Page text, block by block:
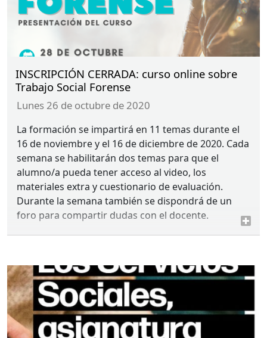
INSCRIPCIÓN CERRADA: curso online sobre
Trabajo Social Forense
lunes 26 de octubre de 2020
La formación se impartirá en 11 temas durante el
16 de noviembre y el 16 de diciembre de 2020. Cada
semana se habilitarán dos temas para que el
alumno/a pueda tener acceso al video, los
materiales extra y cuestionario de evaluación.
Durante la semana también se dispondrá de un
foro para compartir dudas con el docente.